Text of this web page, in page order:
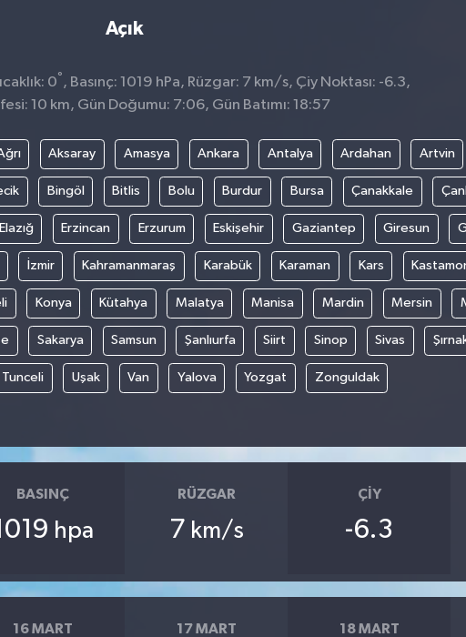
Açık
0° , Basınç: 1019 hPa, Rüzgar: 7 km/s, Çiy Noktası: -6.3,
10 km, Gün Doğumu: 7:06, Gün Batımı: 18:57
Aksaray Amasya Ankara Antalya Ardahan Artvin
Bingöl Bitlis Bolu Burdur Bursa Çanakkale
Elazığ Erzincan Erzurum Eskişehir Gaziantep Giresun
İzmir Kahramanmaraş Karabük Karaman Kars
Konya Kütahya Malatya Manisa Mardin Mersin
Sakarya Samsun Şanlıurfa Siirt Sinop Sivas
Tunceli Uşak Van Yalova Yozgat Zonguldak
BASINÇ
hpa
RÜZGAR
7 km/s
ÇIY
-6.3
16 MART 17 MART 18 MART